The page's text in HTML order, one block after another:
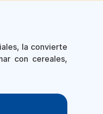
la convierte
con cereales,